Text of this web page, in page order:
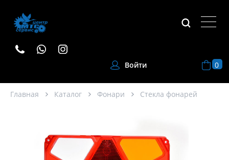
Войти 0
Главная Каталог Фонари Стекла фонарей